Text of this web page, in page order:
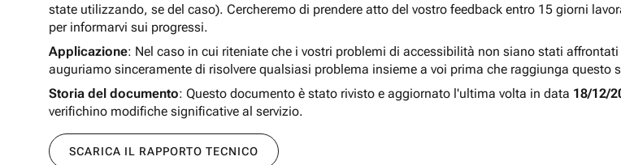
state utilizzando, se del caso). Cercheremo di prendere atto del vostro feedback entro 15 giorni
per informarvi sui progressi.
Applicazione: Nel caso in cui riteniate che i vostri problemi di accessibilità non siano stati
auguriamo sinceramente di risolvere qualsiasi problema insieme a voi prima che raggiunga questo
Storia del documento: Questo documento è stato rivisto e aggiornato l'ultima volta in data 18/12/
verifichino modifiche significative al servizio.
SCARICA IL RAPPORTO TECNICO